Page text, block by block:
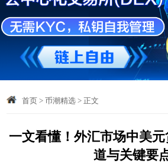
首页> 币潮精选> 正文
一文看懂！外汇市场中美
道与关键要